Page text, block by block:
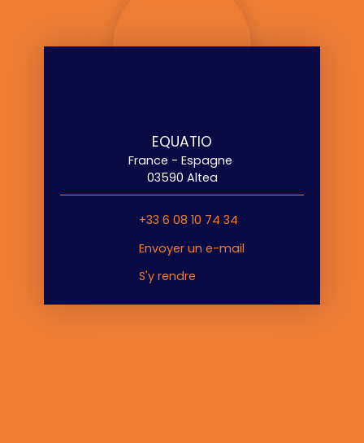
EQUATIO
France - Espagne
03590 Altea
+33 6 08 10 74 34
Envoyer un e-mail
S'y rendre